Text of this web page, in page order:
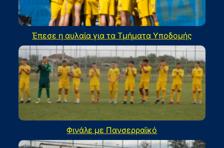
Έπεσε η αυλαία για τα Τμήματα Υποδομής
Φινάλε με Πανσερραϊκό